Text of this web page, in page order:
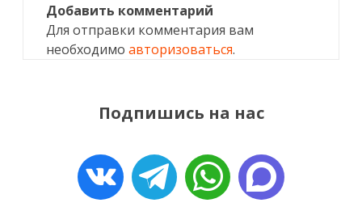
Добавить комментарий
Для отправки комментария вам
необходимо авторизоваться.
Подпишись на нас